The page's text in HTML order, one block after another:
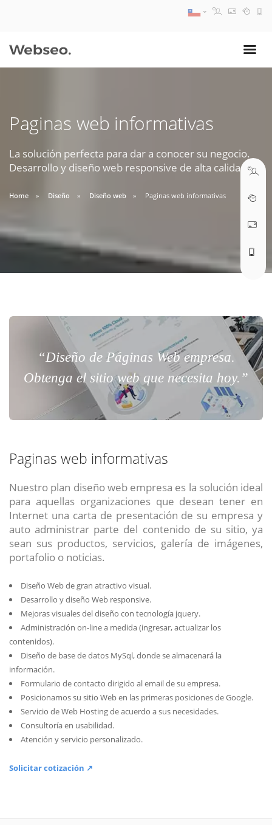
Paginas web informativas
La solución perfecta para dar a conocer su negocio.
Desarrollo y diseño web responsive de alta calidad.
Home Diseño Diseño web Paginas web informativas
“Diseño de Páginas Web empresa.
Obtenga el sitio web que necesita hoy.”
Paginas web informativas
Nuestro plan diseño web empresa es la solución ideal
para aquellas organizaciones que desean tener en
Internet una carta de presentación de su empresa y
auto administrar parte del contenido de su sitio, ya
sean sus productos, servicios, galería de imágenes,
portafolio o noticias.
Diseño Web de gran atractivo visual.
Desarrollo y diseño Web responsive.
Mejoras visuales del diseño con tecnología jquery.
Administración on-line a medida (ingresar, actualizar los
contenidos).
Diseño de base de datos MySql, donde se almacenará la
información.
Formulario de contacto dirigido al email de su empresa.
Posicionamos su sitio Web en las primeras posiciones de Google.
Servicio de Web Hosting de acuerdo a sus necesidades.
Consultoría en usabilidad.
Atención y servicio personalizado.
Solicitar cotización ↗
09:30 AM A 18:30 PM
soporte@webseo.cl